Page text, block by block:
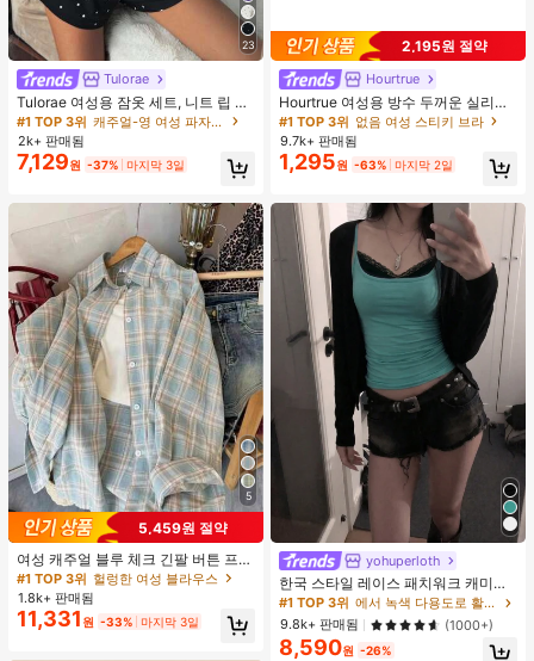
23
Tulorae
Tulorae 여성용 잠옷 세트, 니트 립 원
단, 하트 프린트 대비 레이스 트림, 로
맨틱 달콤 귀여운 섹시 캐미솔 & 반바
지 베이비돌 잠옷 세트 투피스 나이트
세트 섹시 잠옷 세트 여성용 잠옷 롬퍼
투피스 잠옷 세트 여성용 잠옷 세트 도
트 잠옷 세트 잠옷 반바지 세트 투피스
잠옷 세트 여성용 여름 세트 도트 반바
지 세트 여성용 잠옷 세트 반바지 잠옷
세트 여성용 투피스 여름 라운지 세트
#1 TOP 3위
캐주얼-영 여성 파자마 세트
2k+ 판매됨
7,129원 -37% 마지막 3일
5
5,459원 절약
여성 캐주얼 블루 체크 긴팔 버튼 프론
트 폴리에스터 셔츠, 레귤러 핏, 봄 의
류, 편안한 스타일
#1 TOP 3위 헐렁한 여성 블라우스
1.8k+ 판매됨
11,331 원 -33% 마지막 3일
2,195원 절약
Hourtrue
Hourtrue 여성용 방수 두꺼운 실리콘
가슴 페탈, 작은 가슴 리프트업 & 푸시
인용, 웨딩 촬영 및 들러리용
#1 TOP 3위 없음 여성 스티키 브라
9.7k+ 판매됨
1,295원 -63% 마지막 2일
yohuperloth
한국 스타일 레이스 패치워크 캐미솔
탱크 탑, Y2K 에스테틱, 스트리트웨어
캐주얼 여름
#1 TOP 3위
에서 녹색 다용도로 활용 가능한 데일리 탑
9.8k+ 판매됨
(1000+)
8,590원 -26%